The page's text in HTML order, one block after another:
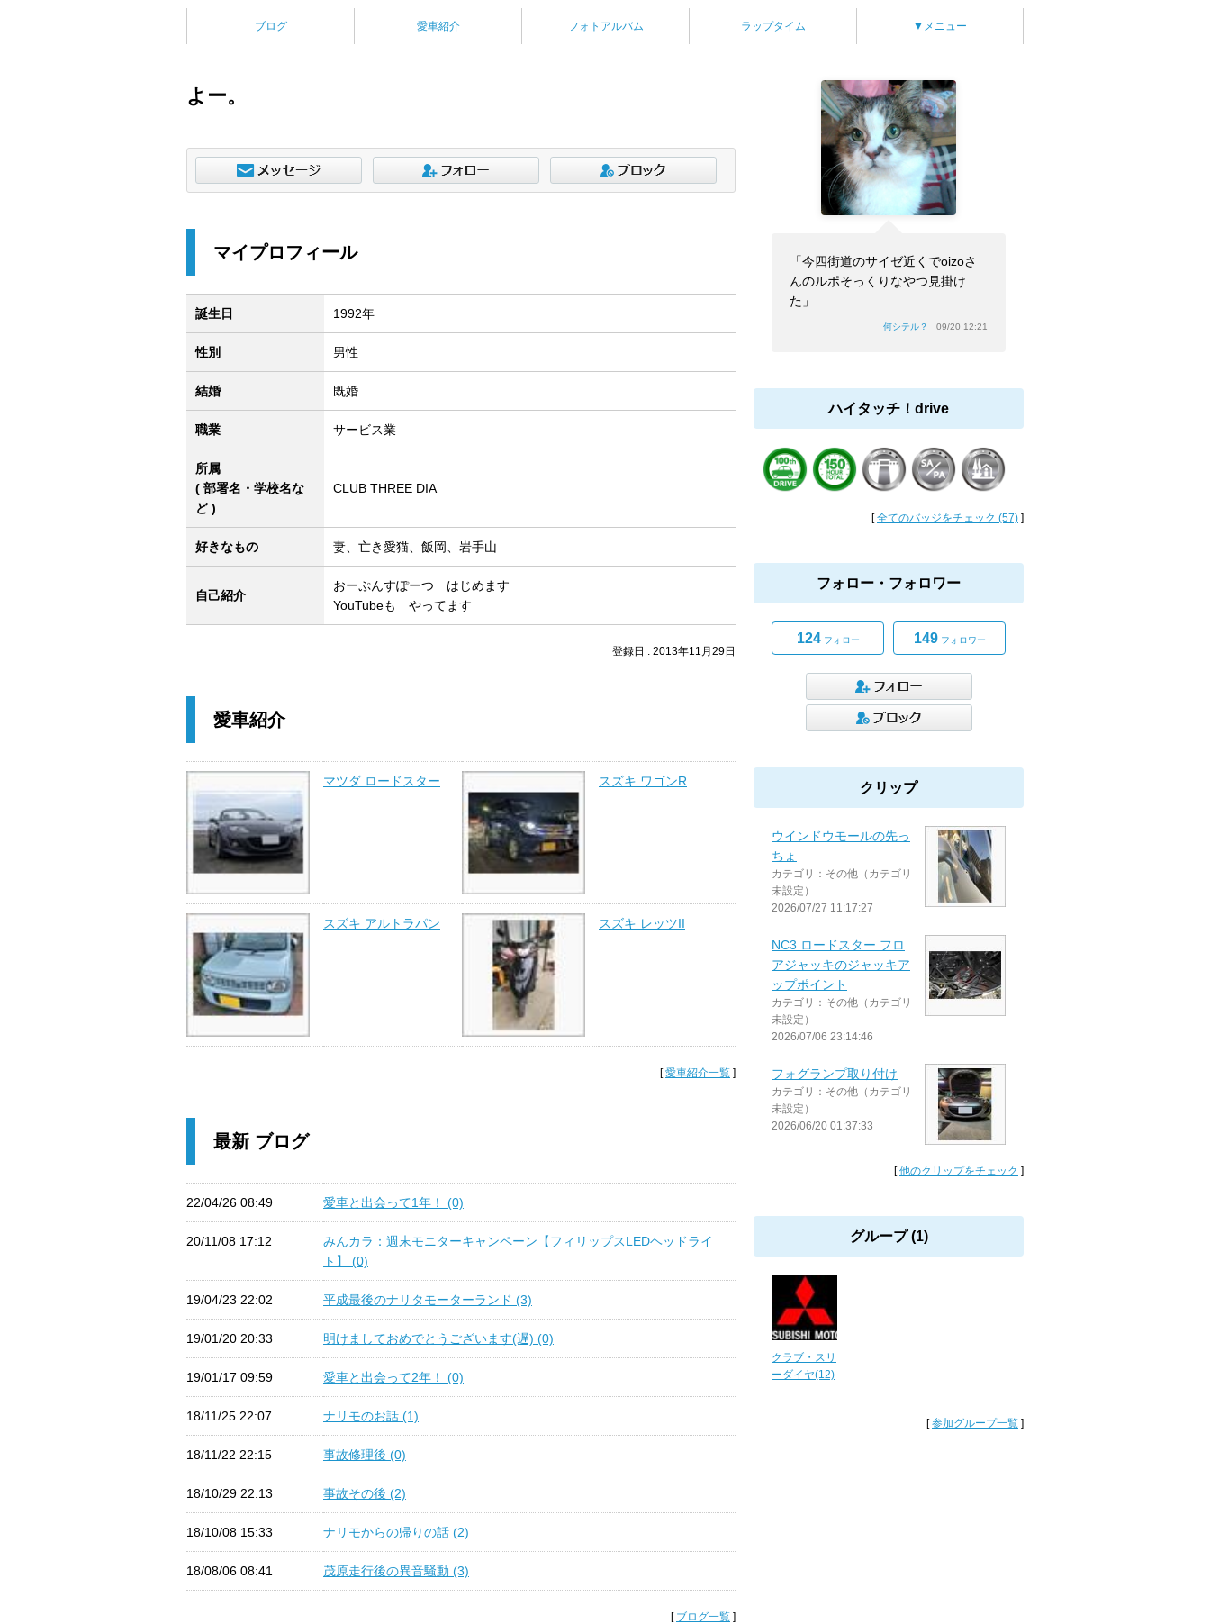
ブログ 愛車紹介 フォトアルバム ラップタイム ▼メニュー
よー。
「今四街道のサイゼ近くでoizoさ
んのルポそっくりなやつ見掛け
た」
何シテル？ 09/20 12:21
ハイタッチ！drive
[全てのバッジをチェック (57) ]
フォロー・フォロワー
124フォロー 149フォロワー
クリップ
ウインドウモールの先っ
ちょ
カテゴリ：その他（カテゴリ
未設定）
2026/07/27 11:17:27
NC3 ロードスター フロ
アジャッキのジャッキア
ップポイント
カテゴリ：その他（カテゴリ
未設定）
2026/07/06 23:14:46
フォグランプ取り付け
カテゴリ：その他（カテゴリ
未設定）
2026/06/20 01:37:33
[他のクリップをチェック ]
グループ (1)
クラブ・スリ
ーダイヤ(12)
[参加グループ一覧 ]
マイプロフィール
誕生日 1992年
性別 男性
結婚 既婚
職業 サービス業
所属
( 部署名・学校名な
ど )
CLUB THREE DIA
好きなもの 妻、亡き愛猫、飯岡、岩手山
自己紹介
おーぷんすぽーつ はじめます
YouTubeも やってます
登録日 : 2013年11月29日
愛車紹介
マツダ ロードスター スズキ ワゴンR
スズキ アルトラパン スズキ レッツII
[愛車紹介一覧 ]
最新 ブログ
22/04/26 08:49 愛車と出会って1年！ (0)
20/11/08 17:12
みんカラ：週末モニターキャンペーン【フィリップスLEDヘッドライ
ト】 (0)
19/04/23 22:02 平成最後のナリタモーターランド (3)
19/01/20 20:33 明けましておめでとうございます(遅) (0)
19/01/17 09:59 愛車と出会って2年！ (0)
18/11/25 22:07 ナリモのお話 (1)
18/11/22 22:15 事故修理後 (0)
18/10/29 22:13 事故その後 (2)
18/10/08 15:33 ナリモからの帰りの話 (2)
18/08/06 08:41 茂原走行後の異音騒動 (3)
[ ブログ一覧 ]